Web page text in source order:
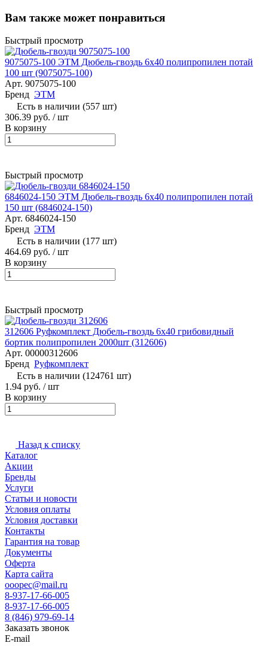
Вам также может понравиться
Быстрый просмотр
9075075-100 ЭТМ Дюбель-гвоздь 6х40 полипропилен потай
100 шт (9075075-100)
Арт. 9075075-100
Бренд ЭТМ
Есть в наличии (557 шт)
306.39 руб. / шт
В корзину
Быстрый просмотр
6846024-150 ЭТМ Дюбель-гвоздь 6х40 полипропилен потай
150 шт (6846024-150)
Арт. 6846024-150
Бренд ЭТМ
Есть в наличии (177 шт)
464.69 руб. / шт
В корзину
Быстрый просмотр
312606 Руфкомплект Дюбель-гвоздь 6х40 грибовидный
бортик полипропилен 2000шт (312606)
Арт. 00000312606
Бренд Руфкомплект
Есть в наличии (124761 шт)
1.94 руб. / шт
В корзину
Назад к списку
Каталог
Акции
Бренды
Услуги
Статьи и новости
Условия оплаты
Условия доставки
Контакты
Гарантия на товар
Документы
Оферта
Карта сайта
ooopec@mail.ru
8-937-17-66-005
8-937-17-66-005
8 (846) 979-69-14
Заказать звонок
E-mail